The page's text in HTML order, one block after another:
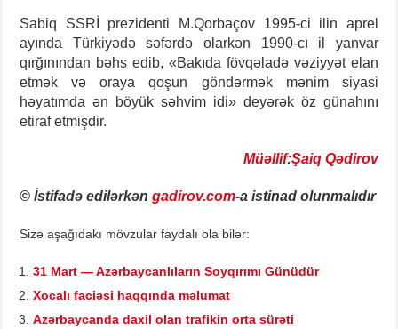
Sabiq SSRİ prezidenti M.Qorbaçov 1995-ci ilin aprel
ayında Türkiyədə səfərdə olarkən 1990-cı il yanvar
qırğınından bəhs edib, «Bakıda fövqəladə vəziyyət elan
etmək və oraya qoşun göndərmək mənim siyasi
həyatımda ən böyük səhvim idi» deyərək öz günahını
etiraf etmişdir.
Müəllif:Şaiq Qədirov
© İstifadə edilərkəngadirov.com-a istinad olunmalıdır
Sizə aşağıdakı mövzular faydalı ola bilər:
31 Mart — Azərbaycanlıların Soyqırımı Günüdür
Xocalı faciəsi haqqında məlumat
Azərbaycanda daxil olan trafikin orta sürəti